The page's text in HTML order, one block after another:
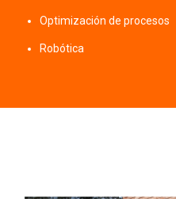
Optimización de procesos
Robótica